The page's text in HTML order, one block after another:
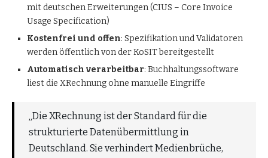
mit deutschen Erweiterungen (CIUS – Core Invoice
Usage Specification)
Kostenfrei und offen: Spezifikation und Validatoren
werden öffentlich von der KoSIT bereitgestellt
Automatisch verarbeitbar: Buchhaltungssoftware
liest die XRechnung ohne manuelle Eingriffe
„Die XRechnung ist der Standard für die
strukturierte Datenübermittlung in
Deutschland. Sie verhindert Medienbrüche,